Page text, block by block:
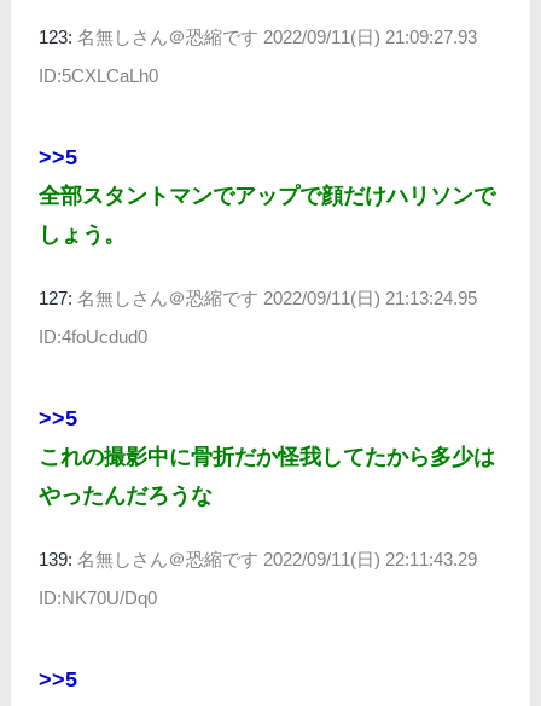
123:名無しさん＠恐縮です 2022/09/11(日) 21:09:27.93
ID:5CXLCaLh0
>>5
全部スタントマンでアップで顔だけハリソンで
しょう。
127:名無しさん＠恐縮です 2022/09/11(日) 21:13:24.95
ID:4foUcdud0
>>5
これの撮影中に骨折だか怪我してたから多少は
やったんだろうな
139:名無しさん＠恐縮です 2022/09/11(日) 22:11:43.29
ID:NK70U/Dq0
>>5